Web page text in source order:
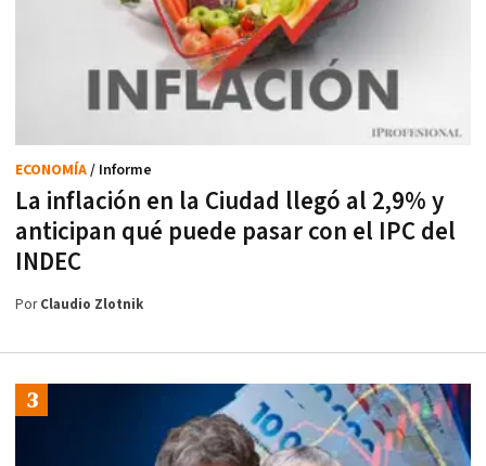
La inflación en la Ciudad llegó al 2,9% y
anticipan qué puede pasar con el IPC del
INDEC
ECONOMÍA/ Informe
PorClaudio Zlotnik